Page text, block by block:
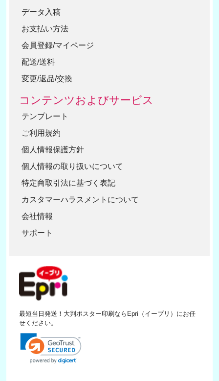
データ入稿
お支払い方法
会員登録/マイページ
配送/送料
変更/返品/交換
コンテンツおよびサービス
テンプレート
ご利用規約
個人情報保護方針
個人情報の取り扱いについて
特定商取引法に基づく表記
カスタマーハラスメントについて
会社情報
サポート
最短当日発送！大判ポスター印刷ならEpri（イープリ）にお任
せください。